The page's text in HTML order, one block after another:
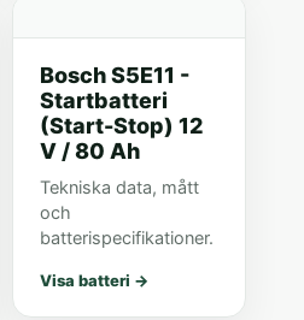
Bosch S5E11 -
Startbatteri
(Start-Stop) 12
V / 80 Ah
Tekniska data, mått
och
batterispecifikationer.
Visa batteri →